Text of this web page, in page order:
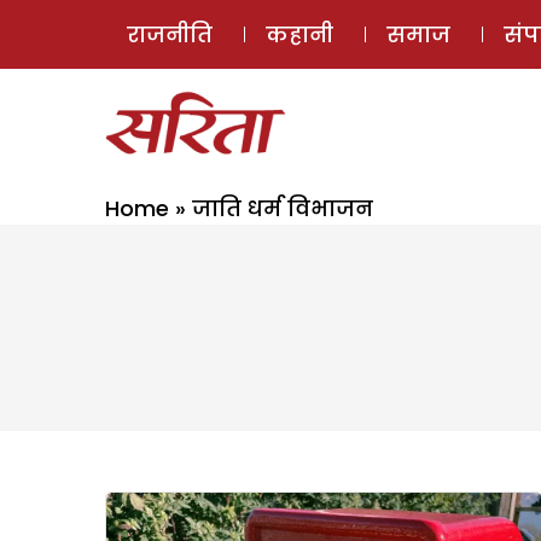
राजनीति कहानी समाज
Home » जाति धर्म विभाजन